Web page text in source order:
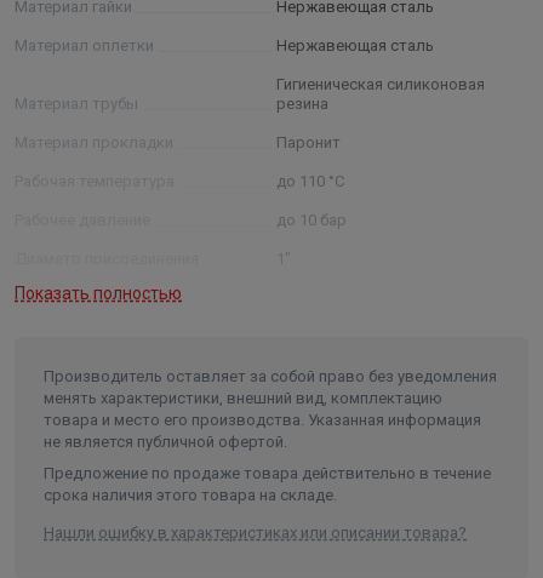
Материал гайки Нержавеющая сталь
Материал оплетки Нержавеющая сталь
Материал трубы
Гигиеническая силиконовая
резина
Материал прокладки Паронит
до 110 °С
до 10 бар
1"
Длина в упаковке, см.
Высота в упаковке, см. 4.000
Вес в упаковке, кг 0.131
Высота 4
Длина 63
Ширина 4
Показать полностью
Производитель оставляет за собой право без уведомления
менять характеристики, внешний вид, комплектацию
товара и место его производства. Указанная информация
не является публичной офертой.
Предложение по продаже товара действительно в течение
срока наличия этого товара на складе.
Нашли ошибку в характеристиках или описании товара?